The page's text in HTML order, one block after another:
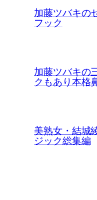
加藤ツバキの
フック
加藤ツバキの
クもあり本格
美熟女・結城
ジック総集編